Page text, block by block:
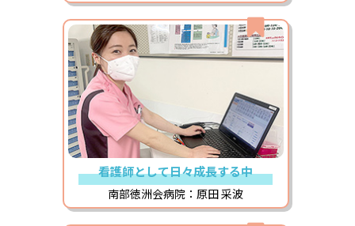
看護師として日々成長する中
南部徳洲会病院：原田 采波